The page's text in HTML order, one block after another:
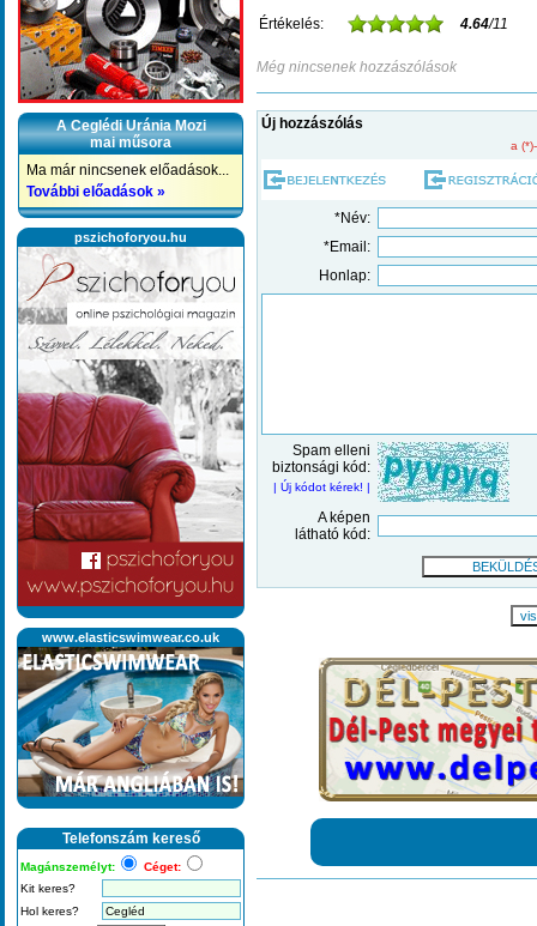
A Ceglédi Uránia Mozi
mai műsora
Ma már nincsenek előadások...
További előadások »
pszichoforyou.hu
www.elasticswimwear.co.uk
Telefonszám kereső
Magánszemélyt:
Céget:
Kit keres?
Hol keres?
Értékelés: 4.64/11
Még nincsenek hozzászólások
Új hozzászólás
a
*Név:
*Email:
Honlap:
Spam elleni
biztonsági kód:
| Új kódot kérek! |
A képen
látható kód: